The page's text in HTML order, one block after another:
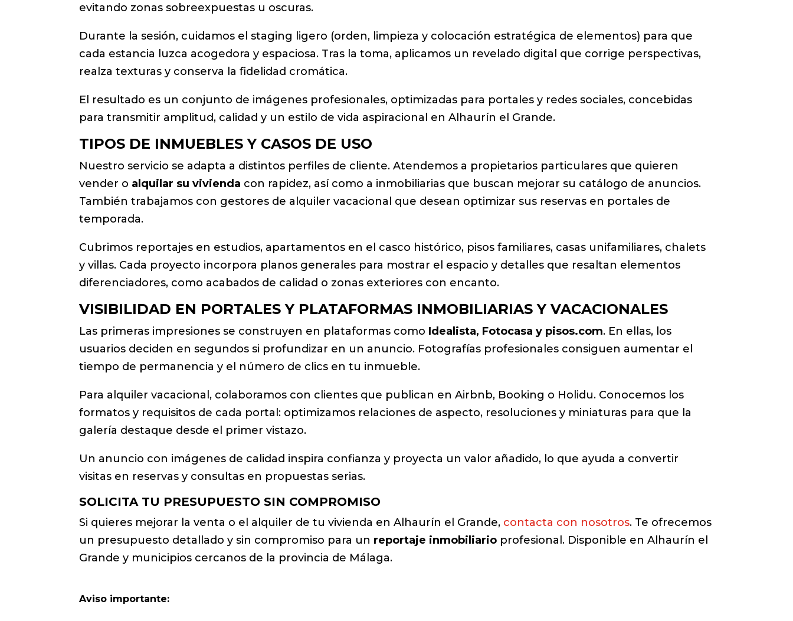
evitando zonas sobreexpuestas u oscuras.
Durante la sesión, cuidamos el staging ligero (orden, limpieza y colocación estratégica de elementos) para que
cada estancia luzca acogedora y espaciosa. Tras la toma, aplicamos un revelado digital que corrige perspectivas,
realza texturas y conserva la fidelidad cromática.
El resultado es un conjunto de imágenes profesionales, optimizadas para portales y redes sociales, concebidas
para transmitir amplitud, calidad y un estilo de vida aspiracional en Alhaurín el Grande.
TIPOS DE INMUEBLES Y CASOS DE USO
Nuestro servicio se adapta a distintos perfiles de cliente. Atendemos a propietarios particulares que quieren
vender o alquilar su vivienda con rapidez, así como a inmobiliarias que buscan mejorar su catálogo de anuncios.
También trabajamos con gestores de alquiler vacacional que desean optimizar sus reservas en portales de
temporada.
Cubrimos reportajes en estudios, apartamentos en el casco histórico, pisos familiares, casas unifamiliares, chalets
y villas. Cada proyecto incorpora planos generales para mostrar el espacio y detalles que resaltan elementos
diferenciadores, como acabados de calidad o zonas exteriores con encanto.
VISIBILIDAD EN PORTALES Y PLATAFORMAS INMOBILIARIAS Y VACACIONALES
Las primeras impresiones se construyen en plataformas como Idealista, Fotocasa y pisos.com. En ellas, los
usuarios deciden en segundos si profundizar en un anuncio. Fotografías profesionales consiguen aumentar el
tiempo de permanencia y el número de clics en tu inmueble.
Para alquiler vacacional, colaboramos con clientes que publican en Airbnb, Booking o Holidu. Conocemos los
formatos y requisitos de cada portal: optimizamos relaciones de aspecto, resoluciones y miniaturas para que la
galería destaque desde el primer vistazo.
Un anuncio con imágenes de calidad inspira confianza y proyecta un valor añadido, lo que ayuda a convertir
visitas en reservas y consultas en propuestas serias.
SOLICITA TU PRESUPUESTO SIN COMPROMISO
Si quieres mejorar la venta o el alquiler de tu vivienda en Alhaurín el Grande, contacta con nosotros. Te ofrecemos
un presupuesto detallado y sin compromiso para un reportaje inmobiliario profesional. Disponible en Alhaurín el
Grande y municipios cercanos de la provincia de Málaga.
Aviso importante: